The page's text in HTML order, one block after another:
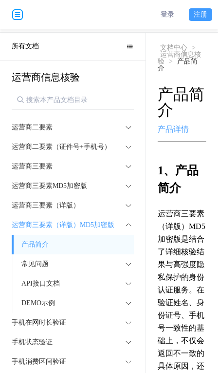
登录 注册
所有文档
运营商信息核验
运营商二要素
运营商二要素（证件号+手机号）
运营商三要素
运营商三要素MD5加密版
运营商三要素（详版）
运营商三要素（详版）MD5加密版
产品简介
常见问题
API接口文档
DEMO示例
手机在网时长验证
手机状态验证
手机消费区间验证
文档中心
>
运营商信息核
验
>
产品简
介
产品简
介
产品详情
1、产品
简介
运营商三要素
（详版）MD5
加密版是结合
了详细核验结
果与高强度隐
私保护的身份
认证服务。在
验证姓名、身
份证号、手机
号一致性的基
础上，不仅会
返回不一致的
具体原因，还